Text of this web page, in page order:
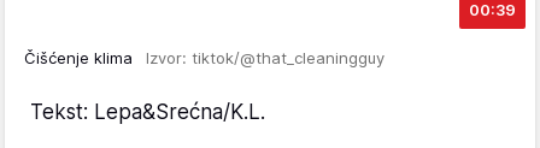
00:39
Čišćenje klima Izvor: tiktok/@that_cleaningguy
Tekst: Lepa&Srećna/K.L.